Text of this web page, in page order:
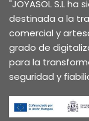
"JOYASOL S.L
destinada a la
comercial y
grado de
para la
seguridad y